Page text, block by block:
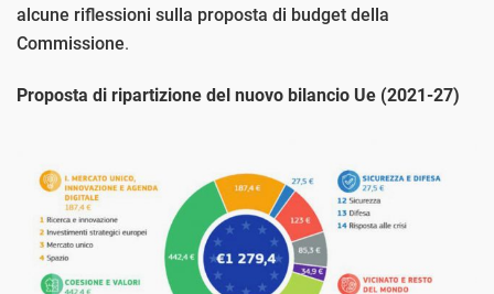
alcune riflessioni sulla proposta di budget della
Commissione.
Proposta di ripartizione del nuovo bilancio Ue (2021-27)